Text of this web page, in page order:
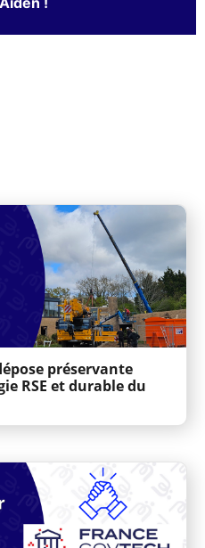
préservante
RSE et durable du